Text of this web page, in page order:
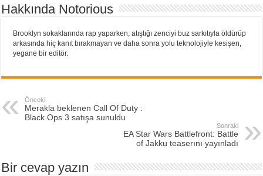
Hakkında Notorious
Brooklyn sokaklarında rap yaparken, atıştığı zenciyi buz sarkıtıyla öldürüp
arkasında hiç kanıt bırakmayan ve daha sonra yolu teknolojiyle kesişen,
yegane bir editör.
Önceki
Merakla beklenen Call Of Duty :
Black Ops 3 satışa sunuldu
Sonraki
EA Star Wars Battlefront: Battle
of Jakku teaserını yayınladı
Bir cevap yazın